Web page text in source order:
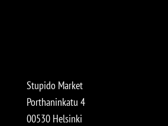
Stupido Market
Porthaninkatu 4
00530 Helsinki